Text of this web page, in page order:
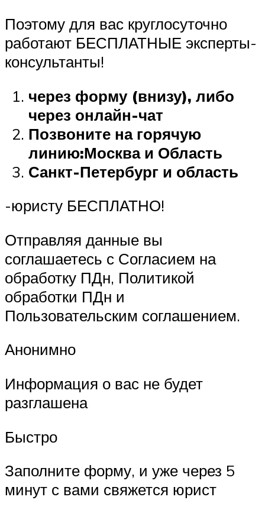
Поэтому для вас круглосуточно
работают БЕСПЛАТНЫЕ эксперты-
консультанты!
через форму (внизу), либо
через онлайн-чат
Позвоните на горячую
линию:Москва и Область
Санкт-Петербург и область
-юристу БЕСПЛАТНО!
Отправляя данные вы
соглашаетесь с Согласием на
обработку ПДн, Политикой
обработки ПДн и
Пользовательским соглашением.
Анонимно
Информация о вас не будет
разглашена
Быстро
Заполните форму, и уже через 5
минут с вами свяжется юрист